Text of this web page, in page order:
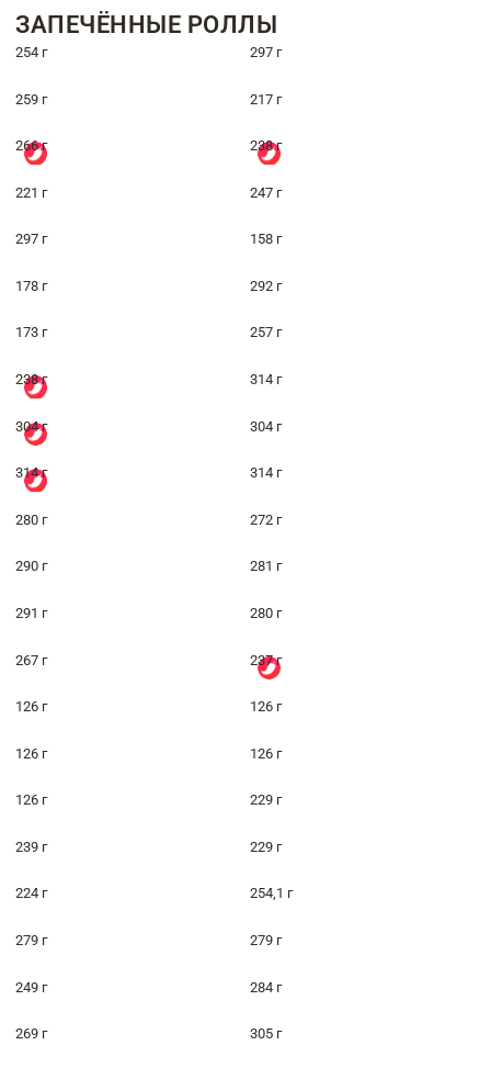
ЗАПЕЧЁННЫЕ РОЛЛЫ
254 г 297 г
259 г 217 г
266 г 238 г
221 г 247 г
297 г 158 г
178 г 292 г
173 г 257 г
238 г 314 г
304 г 304 г
314 г 314 г
280 г 272 г
290 г 281 г
291 г 280 г
267 г 237 г
126 г 126 г
126 г 126 г
126 г 229 г
239 г 229 г
224 г 254,1 г
279 г 279 г
249 г 284 г
269 г 305 г